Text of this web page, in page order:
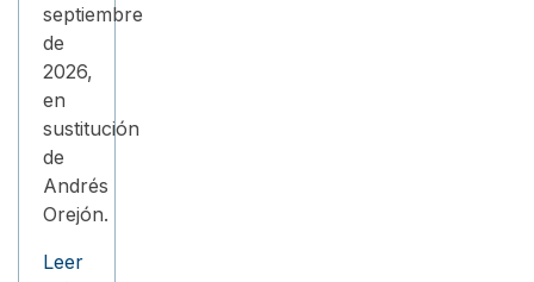
septiembre
de
2026,
en
sustitución
de
Andrés
Orejón.
Leer